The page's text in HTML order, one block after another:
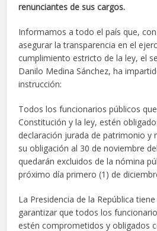
renunciantes de sus cargos.
Informamos a todo el país que,
asegurar la transparencia en el
cumplimiento estricto de la ley, el
Danilo Medina Sánchez, ha
instrucción:
Todos los funcionarios públicos
Constitución y la ley, estén
declaración jurada de patrimonio y
su obligación al 30 de noviembre
quedarán excluidos de la nómina
próximo día primero (1) de
La Presidencia de la República
garantizar que todos los
estén comprometidos y obligados